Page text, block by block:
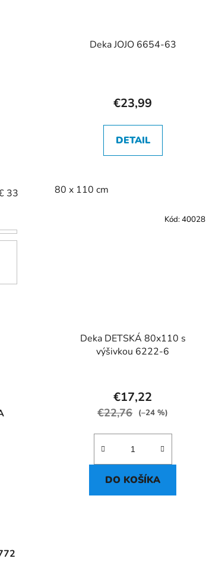
33
Deka JOJO 6654-63
€23,99
DETAIL
80 x 110 cm
Deka DETSKÁ 80x110 s
výšivkou 6222-6
€17,22
€22,76 (–24 %)
DO KOŠÍKA
Kód:40028